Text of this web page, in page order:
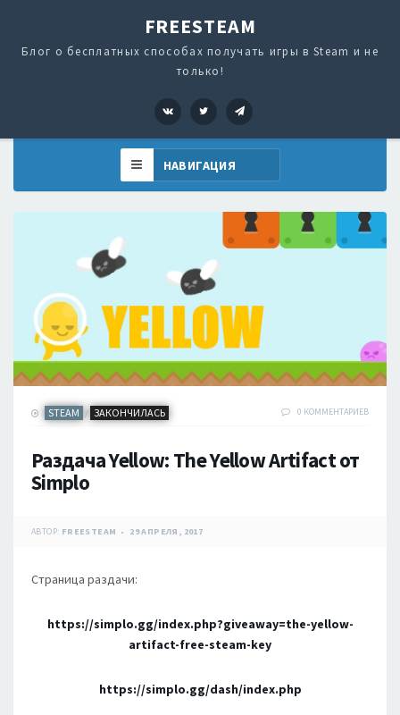
FREESTEAM
Блог о бесплатных способах получать игры в Steam и не
только!
VK Twitter
STEAM / ЗАКОНЧИЛАСЬ 0 КОММЕНТАРИЕВ
Раздача Yellow: The Yellow Artifact от
Simplo
АВТОР: FREESTEAM 29 АПРЕЛЯ, 2017
Страница раздачи:
https://simplo.gg/index.php?giveaway=the-yellow-
artifact-free-steam-key
https://simplo.gg/dash/index.php